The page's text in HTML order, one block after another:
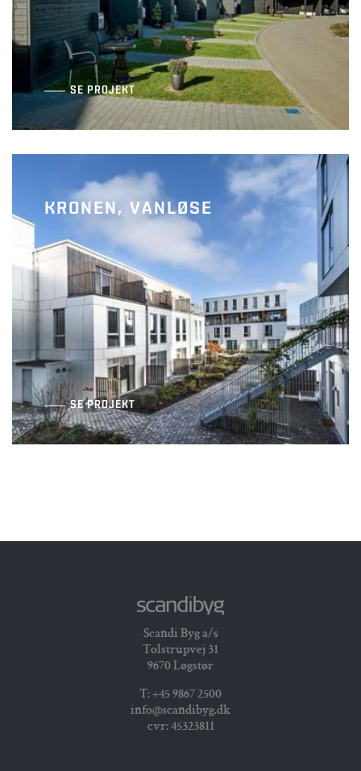
Kilehusene
SE PROJEKT
KRONEN, VANLØSE
SE PROJEKT
Scandi Byg a/s
Tolstrupvej 31
9670 Løgstør
T: +45 9867 2500
info@scandibyg.dk
cvr: 45323811